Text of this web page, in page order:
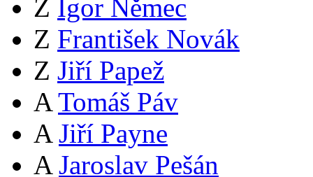
Z Igor Němec
Z František Novák
Z Jiří Papež
A Tomáš Páv
A Jiří Payne
A Jaroslav Pešán